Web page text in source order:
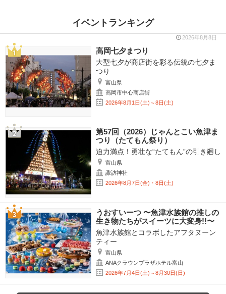
イベントランキング
2026年8月8日
高岡七夕まつり
大型七夕が商店街を彩る伝統の七夕ま
つり
富山県
高岡市中心商店街
2026年8月1日(土)～8日(土)
第57回（2026）じゃんとこい魚津ま
つり（たてもん祭り）
迫力満点！勇壮な“たてもん”の引き廻し
富山県
諏訪神社
2026年8月7日(金)・8日(土)
うおすいーつ 〜魚津水族館の推しの
生き物たちがスイーツに大変身!!〜
魚津水族館とコラボしたアフタヌーン
ティー
富山県
ANAクラウンプラザホテル富山
2026年7月4日(土)～8月30日(日)